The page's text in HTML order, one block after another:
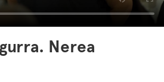
Nerea